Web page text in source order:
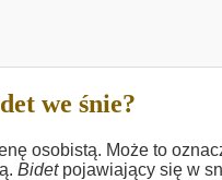
we śnie?
osobistą. Może to
Bidetpojawiający się w